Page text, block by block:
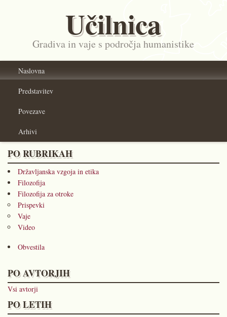
Učilnica
Gradiva in vaje s področja humanistike
Naslovna
Predstavitev
Povezave
Arhivi
PO RUBRIKAH
Državljanska vzgoja in etika
Filozofija
Filozofija za otroke
Prispevki
Vaje
Video
Obvestila
PO AVTORJIH
Vsi avtorji
PO LETIH